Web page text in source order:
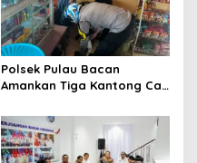
Polsek Pulau Bacan
Amankan Tiga Kantong Cap
Desa Tomori